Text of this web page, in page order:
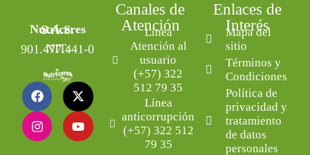
Nutriceres S.A.S.
NIT: 901.477.441-0
Canales de
Atención
Línea
Atención al
usuario
(+57) 322
512 79 35
Línea
anticorrupción
(+57) 322 512
79 35
Enlaces de
Interés
Mapa del
sitio
Términos y
Condiciones
Política de
privacidad y
tratamiento
de datos
personales